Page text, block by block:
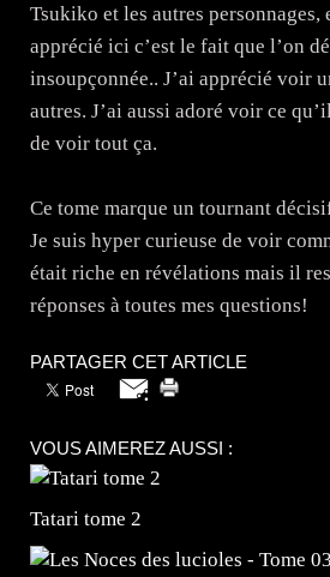
Tsukiko et les autres
apprécié ici c’est le fait que l’on
insoupçonnée.. J’ai apprécié voir
autres. J’ai aussi adoré voir ce
de voir tout ça.
Ce tome marque un tournant
Je suis hyper curieuse de voir
était riche en révélations mais il
réponses à toutes mes questions!
PARTAGER CET ARTICLE
VOUS AIMEREZ AUSSI :
Tatari tome 2